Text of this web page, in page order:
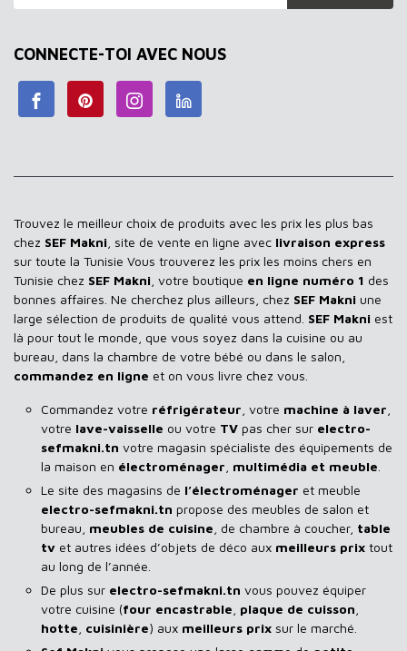
CONNECTE-TOI AVEC NOUS
Trouvez le meilleur choix de produits avec les prix les plus bas
chez SEF Makni , site de vente en ligne avec livraison express
sur toute la Tunisie Vous trouverez les prix les moins chers en
Tunisie chez SEF Makni , votre boutique en ligne numéro 1 des
bonnes affaires. Ne cherchez plus ailleurs, chez SEF Makni une
large sélection de produits de qualité vous attend. SEF Makni est
là pour tout le monde, que vous soyez dans la cuisine ou au
bureau, dans la chambre de votre bébé ou dans le salon,
commandez en ligne et on vous livre chez vous.
Commandez votre réfrigérateur , votre machine à laver
votre lave-vaisselle ou votre TV pas cher sur electro-
sefmakni.tn votre magasin spécialiste des équipements de
la maison en électroménager multimédia et meuble
Le site des magasins de l’électroménager et meuble
electro-sefmakni.tn propose des meubles de salon et
bureau, meubles de cuisine , de chambre à coucher, table
tv et autres idées d’objets de déco aux meilleurs prix tout
au long de l’année.
De plus sur electro-sefmakni.tn vous pouvez équiper
votre cuisine (four encastrable plaque de cuisson
hotte cuisinière) aux meilleurs prix sur le marché.